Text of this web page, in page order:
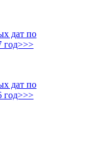
дат по
год>>>
дат по
год>>>